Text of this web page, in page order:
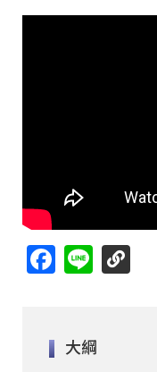
Facebook
Line
大綱